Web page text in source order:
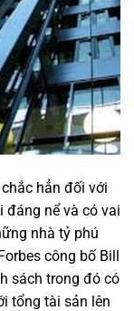
hẳn đối với
đáng nể và có vai
nhà tỷ phú
công bố Bill
sách trong đó có
tổng tài sản lên